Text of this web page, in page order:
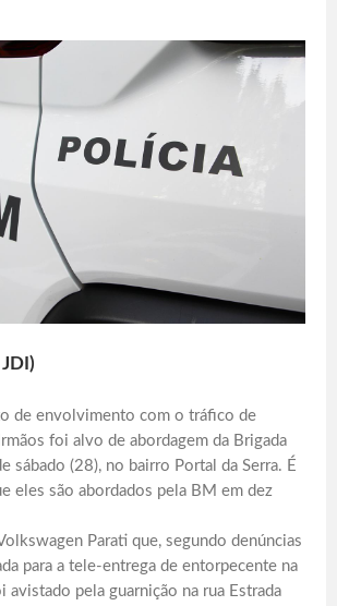
de envolvimento com o tráfico de
foi alvo de abordagem da Brigada
sábado (28), no bairro Portal da Serra. É
eles são abordados pela BM em dez
Parati que, segundo denúncias
para a tele-entrega de entorpecente na
avistado pela guarnição na rua Estrada